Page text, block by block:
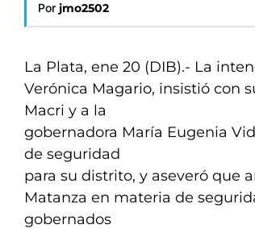
Por jmo2502
La Plata, ene 20 (DIB).- La
Verónica Magario, insistió con
Macri y a la
gobernadora María Eugenia
de seguridad
para su distrito, y aseveró que
Matanza en materia de
gobernados